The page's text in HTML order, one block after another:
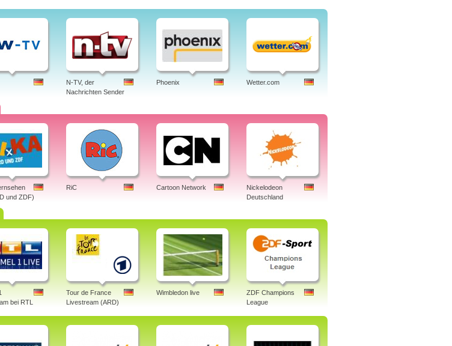
N-TV, der
Nachrichten Sender
Phoenix Wetter.com
und ZDF)
RiC Cartoon Network
Nickelodeon
Deutschland
bei RTL
Tour de France
Livestream (ARD)
Wimbledon live
ZDF Champions
League